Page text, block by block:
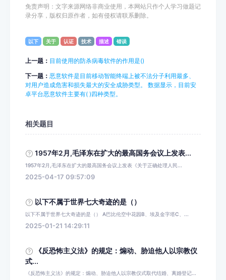
免责声明：文字来源网络非商业使用，本网站只作个人学习做题记
录分享，版权归原作者，如有侵权请联系删除。
以下 关于 认证 技术 描述 错误
上一题： 目前使用的防杀病毒软件的作用是()
下一题： 恶意软件是目前移动智能终端上被不法分子利用最多、
对用户造成危害和损失最大的安全成胁类型。 数据显示，目前安
卓平台恶意软件主要有( )四种类型。
相关题目
1957年2月,毛泽东在扩大的最高国务会议上发表...
1957年2月,毛泽东在扩大的最高国务会议上发表《关于正确处理人民...
2025-04-17 09:57:09
以下不属于世界七大奇迹的是（）
以下不属于世界七大奇迹的是（） A巴比伦空中花园B、埃及金字塔C、...
2025-01-21 14:29:11
《反恐怖主义法》的规定：煽动、胁迫他人以宗教仪
式...
《反恐怖主义法》的规定：煽动、胁迫他人以宗教仪式取代结婚、离婚登记...